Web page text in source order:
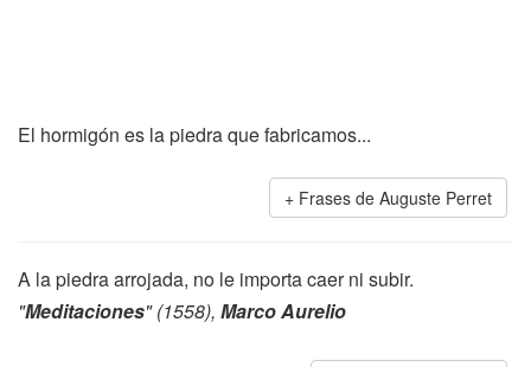
El hormigón es la piedra que fabricamos...
Frases de Auguste Perret
A la piedra arrojada, no le importa caer ni subir.
"Meditaciones" (1558), Marco Aurelio